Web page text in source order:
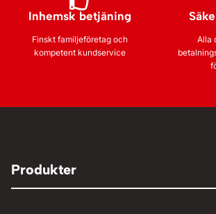
Inhemsk betjäning
Finskt familjeföretag och
kompetent kundservice
Alla
Produkter